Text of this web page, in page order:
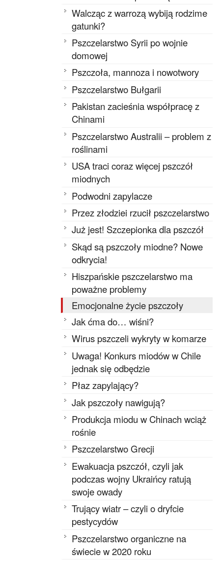
Walcząc z warrozą wybiją rodzime
gatunki?
Pszczelarstwo Syrii po wojnie
domowej
Pszczoła, mannoza i nowotwory
Pszczelarstwo Bułgarii
Pakistan zacieśnia współpracę z
Chinami
Pszczelarstwo Australii – problem z
roślinami
USA traci coraz więcej pszczół
miodnych
Podwodni zapylacze
Przez złodziei rzucił pszczelarstwo
Już jest! Szczepionka dla pszczół
Skąd są pszczoły miodne? Nowe
odkrycia!
Hiszpańskie pszczelarstwo ma
poważne problemy
Emocjonalne życie pszczoły
Jak ćma do… wiśni?
Wirus pszczeli wykryty w komarze
Uwaga! Konkurs miodów w Chile
jednak się odbędzie
Płaz zapylający?
Jak pszczoły nawigują?
Produkcja miodu w Chinach wciąż
rośnie
Pszczelarstwo Grecji
Ewakuacja pszczół, czyli jak
podczas wojny Ukraińcy ratują
swoje owady
Trujący wiatr – czyli o dryfcie
pestycydów
Pszczelarstwo organiczne na
świecie w 2020 roku